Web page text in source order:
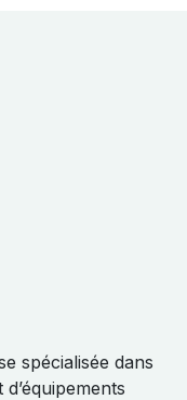
spécialisée dans